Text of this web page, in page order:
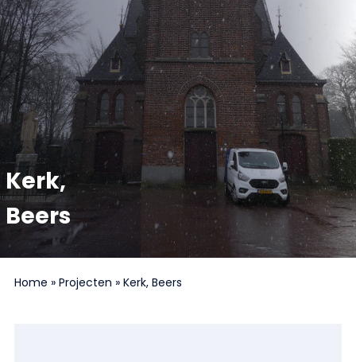
Kerk,
Beers
Home » Projecten » Kerk, Beers